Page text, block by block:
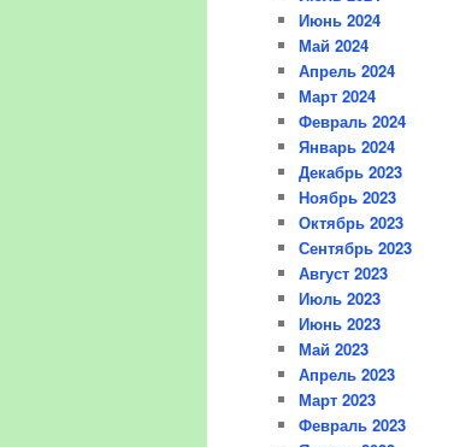
Июнь 2024
Май 2024
Апрель 2024
Март 2024
Февраль 2024
Январь 2024
Декабрь 2023
Ноябрь 2023
Октябрь 2023
Сентябрь 2023
Август 2023
Июль 2023
Июнь 2023
Май 2023
Апрель 2023
Март 2023
Февраль 2023